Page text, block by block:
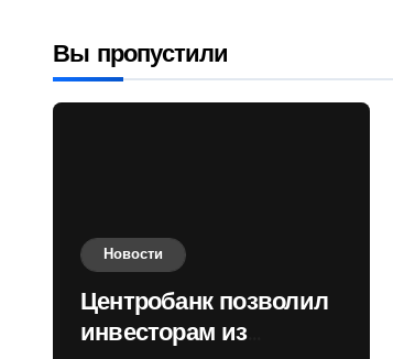
Вы пропустили
Новости
Центробанк позволил
инвесторам из